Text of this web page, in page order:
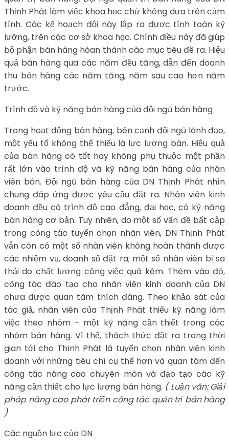
Thịnh Phát làm việc khoa học chứ không dựa trên cảm
tính. Các kế hoạch đội này lập ra được tính toán kỹ
lưỡng, trên các cơ sở khoa học. Chính điều này đã giúp
bộ phận bán hàng hòan thành các mục tiêu đề ra. Hiệu
quả bán hàng qua các năm đều tăng, dẫn đến doanh
thu bán hàng các năm tăng, năm sau cao hơn năm
trước.
Trình độ và kỹ năng bán hàng của đội ngũ bán hàng
Trong hoạt động bán hàng, bên cạnh đội ngũ lãnh đạo,
một yếu tố không thể thiếu là lực lượng bán. Hiệu quả
của bán hàng có tốt hay không phụ thuộc một phần
rất lớn vào trình độ và kỹ năng bán hàng của nhân
viên bán. Đội ngũ bán hàng của DN Thịnh Phát nhìn
chung đáp ứng được yêu cầu đặt ra. Nhân viên kinh
doanh đều có trình độ cao đẳng, đại học, có kỹ năng
bán hàng cơ bản. Tuy nhiên, do một số vấn đề bất cập
trong công tác tuyển chọn nhân viên, DN Thịnh Phát
vẫn còn có một số nhân viên không hoàn thành được
các nhiệm vụ, doanh số đặt ra; một số nhân viên bị sa
thải do chất lượng công việc quá kém. Thêm vào đó,
công tác đào tạo cho nhân viên kinh doanh của DN
chưa được quan tâm thích đáng. Theo khảo sát của
tác giả, nhân viên của Thịnh Phát thiếu kỹ năng làm
việc theo nhóm – một kỹ năng cần thiết trong các
nhóm bán hàng. Vì thế, thách thức đặt ra trong thời
gian tới cho Thịnh Phát là tuyển chọn nhân viên kinh
doanh với những tiêu chí cụ thể hơn và quan tâm đến
công tác nâng cao chuyên môn và đạo tạo các kỹ
năng cần thiết cho lực lượng bán hàng. ( Luận văn: Giải
pháp nâng cao phát triển công tác quản trị bán hàng
)
Các nguồn lực của DN